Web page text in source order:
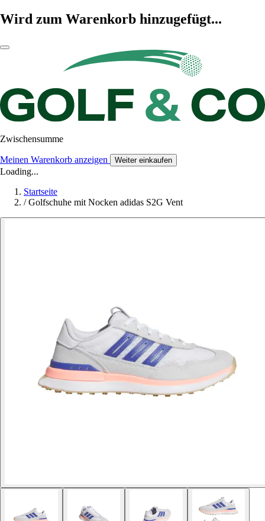
Wird zum Warenkorb hinzugefügt...
Zwischensumme
Meinen Warenkorb anzeigen Weiter einkaufen
Loading...
Startseite
/ Golfschuhe mit Nocken adidas S2G Vent